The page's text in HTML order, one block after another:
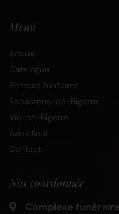
Menu
Accueil
Catalogue
Pompes funèbres
Rabastens-de-Bigorre
Vic-en-Bigorre
Avis client
Contact
Nos coordonnée
Complexe